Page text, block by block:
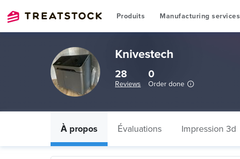
Produits Manufacturing services
Knivestech
28
Reviews
0
Order done
À propos Évaluations Impression 3d